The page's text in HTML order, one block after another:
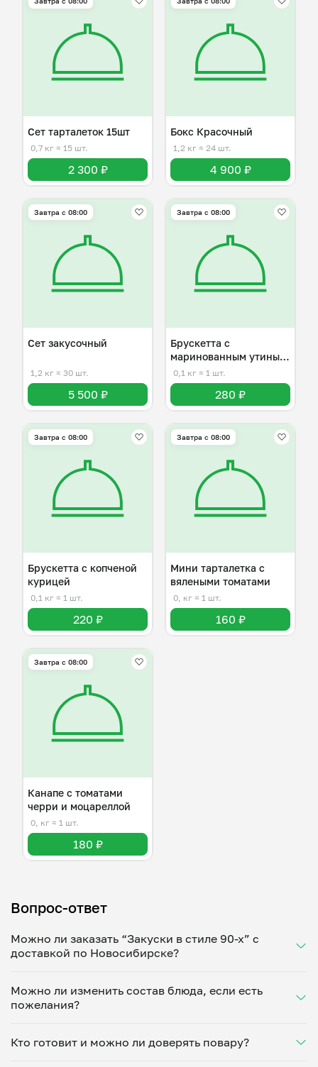
Сет тарталеток 15шт
0,7 кг ≈ 15 шт.
2 300 ₽
Бокс Красочный
1,2 кг ≈ 24 шт.
4 900 ₽
Завтра c 08:00
Сет закусочный
1,2 кг ≈ 30 шт.
5 500 ₽
Завтра c 08:00
Брускетта с
маринованным утиным
ростбифом
0,1 кг ≈ 1 шт.
280 ₽
Завтра c 08:00
Брускетта с копченой
курицей
0,1 кг ≈ 1 шт.
220 ₽
Завтра c 08:00
Мини тарталетка с
вялеными томатами
0, кг ≈ 1 шт.
160 ₽
Завтра c 08:00
Канапе с томатами
черри и моцареллой
0, кг ≈ 1 шт.
180 ₽
Вопрос-ответ
Можно ли заказать “Закуски в стиле 90-х” с
доставкой по Новосибирске?
Укажите удобное время — и получите свежее
домашнее блюдо в большой порции прямо с плиты.
минут. Статус заказа отслеживайте в личном
кабинете, а с поваром можно связаться напрямую в
Можно ли изменить состав блюда, если есть
пожелания?
предпочтения: уберет специи, снизит количество
Кто готовит и можно ли доверять повару?